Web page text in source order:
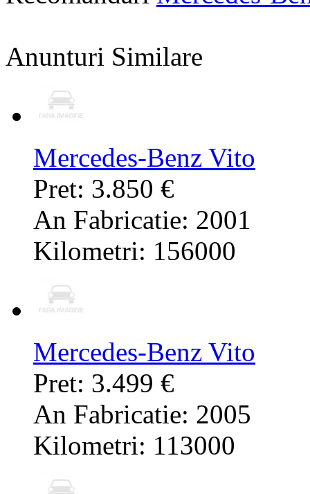
Anunturi Similare
Mercedes-Benz Vito
Pret: 3.850 €
An Fabricatie: 2001
Kilometri: 156000
Mercedes-Benz Vito
Pret: 3.499 €
An Fabricatie: 2005
Kilometri: 113000